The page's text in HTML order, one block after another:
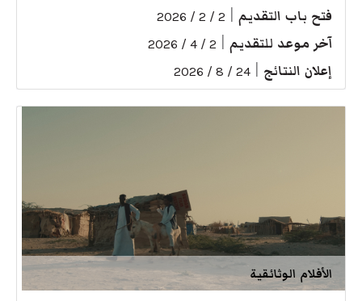
فتح باب التقديم 2 / 2 / 2026
آخر موعد للتقديم 2 / 4 / 2026
إعلان النتائج 24 / 8 / 2026
الأفلام الوثائقية